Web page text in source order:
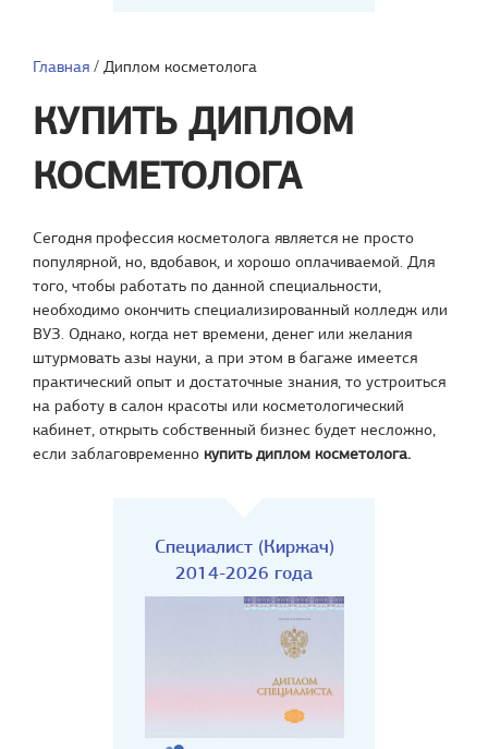
Главная / Диплом косметолога
КУПИТЬ ДИПЛОМ
КОСМЕТОЛОГА
Сегодня профессия косметолога является не просто
популярной, но, вдобавок, и хорошо оплачиваемой. Для
того, чтобы работать по данной специальности,
необходимо окончить специализированный колледж или
ВУЗ. Однако, когда нет времени, денег или желания
штурмовать азы науки, а при этом в багаже имеется
практический опыт и достаточные знания, то устроиться
на работу в салон красоты или косметологический
кабинет, открыть собственный бизнес будет несложно,
если заблаговременно купить диплом косметолога.
Специалист (Киржач)
2014-2026 года